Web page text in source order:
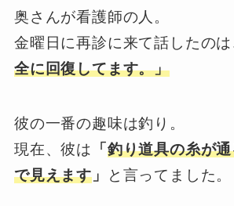
奥さんが看護師の人。
金曜日に再診に来て話したのは
全に回復してます。」
彼の一番の趣味は釣り。
現在、彼は 「 釣り道具の糸が
で見えます」 と言ってました。